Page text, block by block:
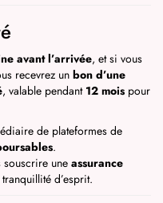
avant l’arrivée, et si vous
recevrez unbon d’une
, valable pendant 12 mois pour
de plateformes de
.
une assurance
d’esprit.